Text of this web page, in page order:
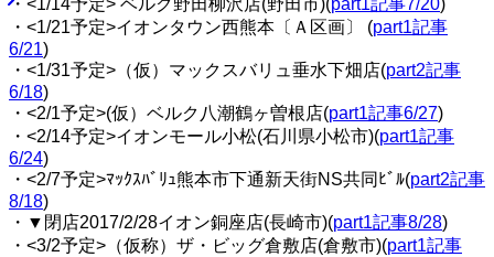
・<1/14予定> ベルク野田柳沢店(野田市)(part1記事7/20)
・<1/21予定>イオンタウン西熊本〔Ａ区画〕 (part1記事
6/21)
・<1/31予定>（仮）マックスバリュ垂水下畑店(part2記事
6/18)
・<2/1予定>(仮）ベルク八潮鶴ヶ曽根店(part1記事6/27)
・<2/14予定>イオンモール小松(石川県小松市)(part1記事
6/24)
・<2/7予定>ﾏｯｸｽﾊﾞﾘｭ熊本市下通新天街NS共同ﾋﾞﾙ(part2記事
8/18)
・▼閉店2017/2/28イオン銅座店(長崎市)(part1記事8/28)
・<3/2予定>（仮称）ザ・ビッグ倉敷店(倉敷市)(part1記事